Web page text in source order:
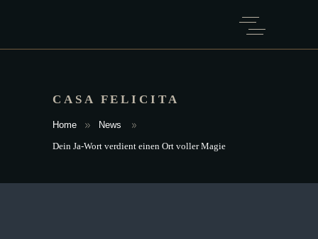
CASA FELICITA
Home News
Dein Ja-Wort verdient einen Ort voller Magie